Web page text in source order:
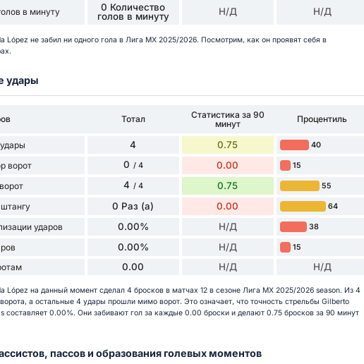
в минуту
0 Количество
голов в минуту
Н/Д Н/Д
López не забил ни одного гола в Лига МХ 2025/2026. Посмотрим, как он проявят себя в
удары
Тотал
Статистика за 90
минут
Процентиль
4 0.75 40
ворот 0 / 4 0.00 15
4 / 4 0.75 55
0 Раз (а) 0.00 64
ударов 0.00% Н/Д 38
0.00% Н/Д 15
0.00 Н/Д Н/Д
López на данный момент сделал 4 бросков в матчах 12 в сезоне Лига МХ 2025/2026 season. Из 4
а остальные 4 удары прошли мимо ворот. Это означает, что точность стрельбы Gilberto
составляет 0.00%. Они забивают гол за каждые 0.00 броски и делают 0.75 бросков за 90 минут
пассов и образования голевых моментов